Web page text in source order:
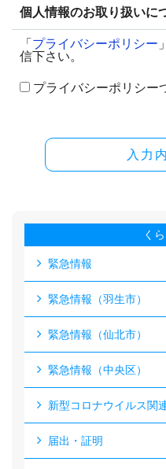
個人情報のお取り扱いに
「 プライバシーポリシー
信下さい。
プライバシーポリシー
入力
く
緊急情報
緊急情報（羽生市）
緊急情報（仙北市）
緊急情報（中央区）
新型コロナウイルス関
届出・証明